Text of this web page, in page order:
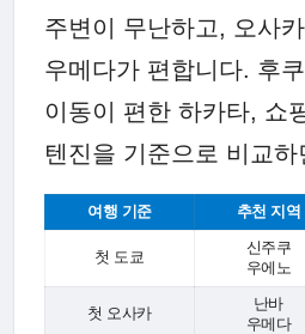
주변이 무난하고, 오사
우메다가 편합니다. 후
이동이 편한 하카타, 쇼
텐진을 기준으로 비교하
여행 기준 추천 지역
첫 도쿄
신주쿠
우에노
첫 오사카
난바
우메다